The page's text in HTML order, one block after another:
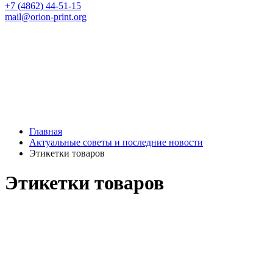
+7 (4862) 44-51-15
mail@orion-print.org
Главная
Актуальные советы и последние новости
Этикетки товаров
Этикетки товаров